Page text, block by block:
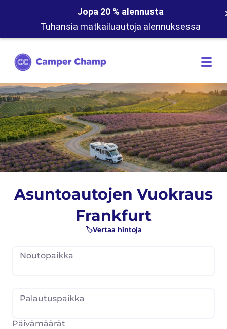
Jopa 20 % alennusta
Tuhansia matkailuautoja alennuksessa
Asuntoautojen Vuokraus
Frankfurt
🏷️Vertaa hintoja
Noutopaikka
Palautuspaikka
Päivämäärät